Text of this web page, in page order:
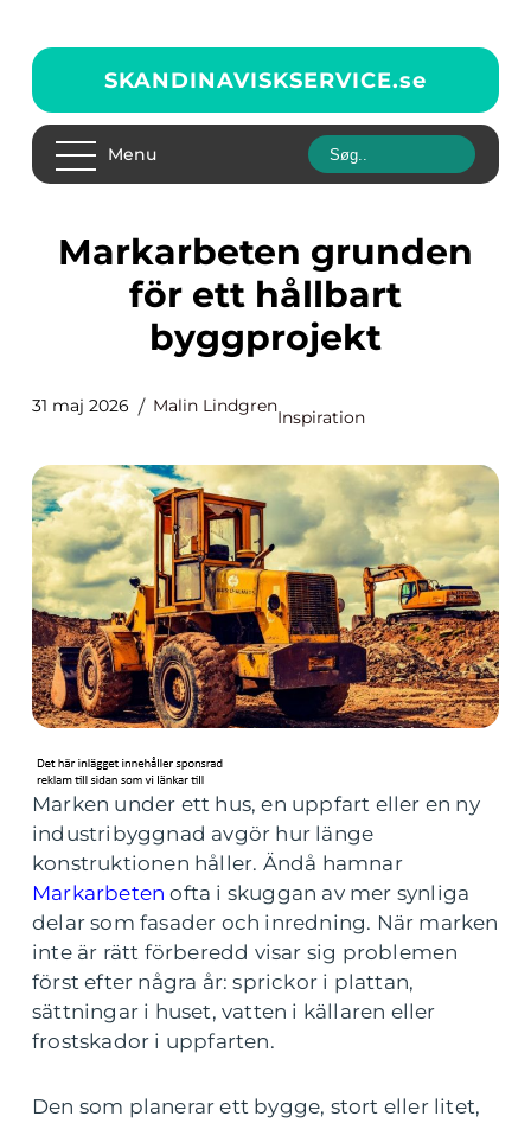
SKANDINAVISKSERVICE.se
Menu
Markarbeten grunden
för ett hållbart
byggprojekt
31 maj 2026 Malin Lindgren
Inspiration
Marken under ett hus, en uppfart eller en ny
industribyggnad avgör hur länge
konstruktionen håller. Ändå hamnar
Markarbeten ofta i skuggan av mer synliga
delar som fasader och inredning. När marken
inte är rätt förberedd visar sig problemen
först efter några år: sprickor i plattan,
sättningar i huset, vatten i källaren eller
frostskador i uppfarten.
Den som planerar ett bygge, stort eller litet,